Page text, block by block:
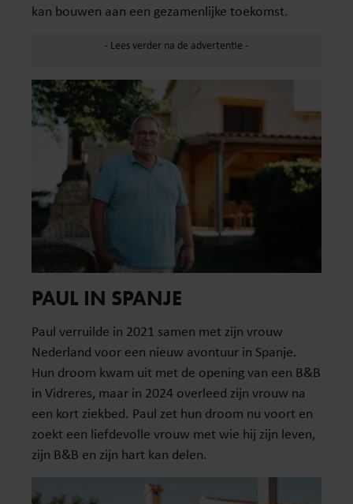
kan bouwen aan een gezamenlijke toekomst.
PAUL IN SPANJE
Paul verruilde in 2021 samen met zijn vrouw
Nederland voor een nieuw avontuur in Spanje.
Hun droom kwam uit met de opening van een B&B
in Vidreres, maar in 2024 overleed zijn vrouw na
een kort ziekbed. Paul zet hun droom nu voort en
zoekt een liefdevolle vrouw met wie hij zijn leven,
zijn B&B en zijn hart kan delen.